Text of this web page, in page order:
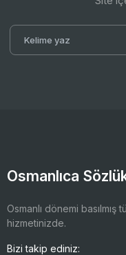
Osmanlıca
Osmanlı dönemi
hizmetinizde.
Bizi takip ediniz: